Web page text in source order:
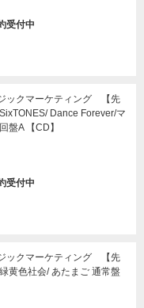
受付中
ックマーケティング 【先
Dance Forever/マ
盤A 【CD】
受付中
ックマーケティング 【先
黄色社会/ あたまご 通常盤